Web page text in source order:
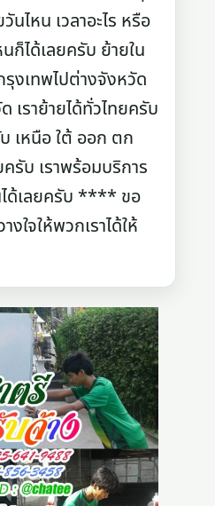
นไหน เวลาอะไร หรือ
ก็ได้เลยครับ ย้ายใน
งเทพไปต่างจังหวัด
เราย้ายได้ทั่วไทยครับ
เหนือ ใต้ ออก ตก
รับ เราพร้อมบริการ
ได้เลยครับ **** ขอ
ใจให้พวกเราได้ให้